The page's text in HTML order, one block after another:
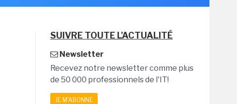
SUIVRE TOUTE L'ACTUALITÉ
Newsletter
Recevez notre newsletter comme plus
de 50 000 professionnels de l'IT!
JE M'ABONNE